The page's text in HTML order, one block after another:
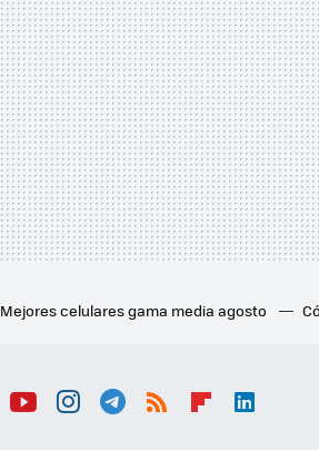
Mejores celulares gama media agosto